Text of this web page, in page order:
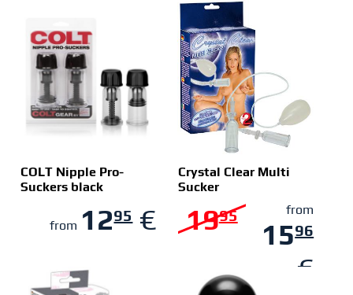
COLT Nipple Pro-
Suckers black
from 1295€
Crystal Clear Multi
Sucker
1995 from
1596
€
ZUM SHOP